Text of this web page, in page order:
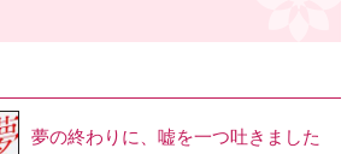
夢の終わりに、嘘を一つ吐きました